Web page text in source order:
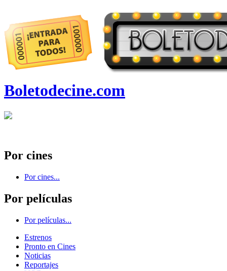
Boletodecine.com
Por cines
Por cines...
Por películas
Por películas...
Estrenos
Pronto en Cines
Noticias
Reportajes